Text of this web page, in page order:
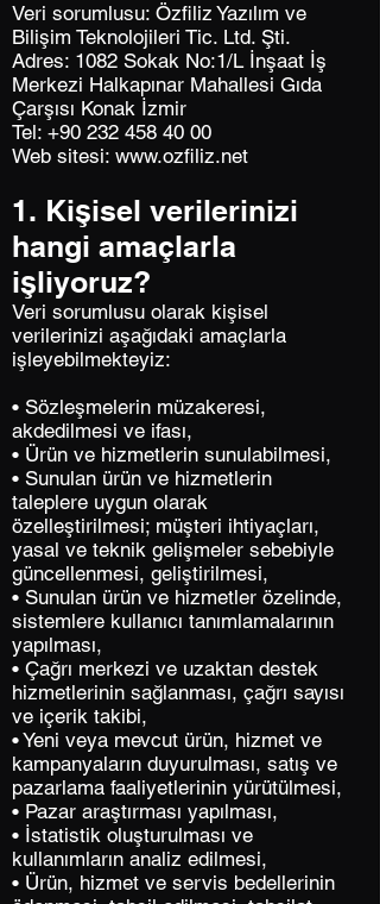
Veri sorumlusu: Özfiliz Yazılım ve
Bilişim Teknolojileri Tic. Ltd. Şti.
Adres: 1082 Sokak No:1/L İnşaat İş
Merkezi Halkapınar Mahallesi Gıda
Çarşısı Konak İzmir
Tel: +90 232 458 40 00
Web sitesi: www.ozfiliz.net
1. Kişisel verilerinizi
hangi amaçlarla
işliyoruz?
Veri sorumlusu olarak kişisel
verilerinizi aşağıdaki amaçlarla
işleyebilmekteyiz:
• Sözleşmelerin müzakeresi,
akdedilmesi ve ifası,
• Ürün ve hizmetlerin sunulabilmesi,
• Sunulan ürün ve hizmetlerin
taleplere uygun olarak
özelleştirilmesi; müşteri ihtiyaçları,
yasal ve teknik gelişmeler sebebiyle
güncellenmesi, geliştirilmesi,
• Sunulan ürün ve hizmetler özelinde,
sistemlere kullanıcı tanımlamalarının
yapılması,
• Çağrı merkezi ve uzaktan destek
hizmetlerinin sağlanması, çağrı sayısı
ve içerik takibi,
• Yeni veya mevcut ürün, hizmet ve
kampanyaların duyurulması, satış ve
pazarlama faaliyetlerinin yürütülmesi,
• Pazar araştırması yapılması,
• İstatistik oluşturulması ve
kullanımların analiz edilmesi,
• Ürün, hizmet ve servis bedellerinin